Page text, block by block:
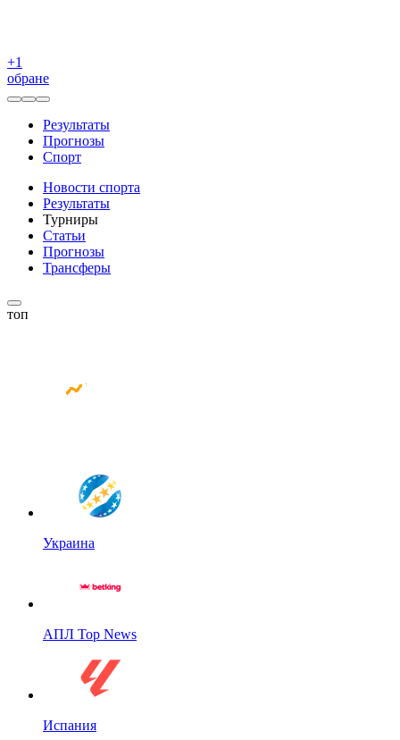
+1
обране
Результаты
Прогнозы
Спорт
Новости спорта
Результаты
Турниры
Статьи
Прогнозы
Трансферы
топ
Украина
АПЛ Top News
Испания